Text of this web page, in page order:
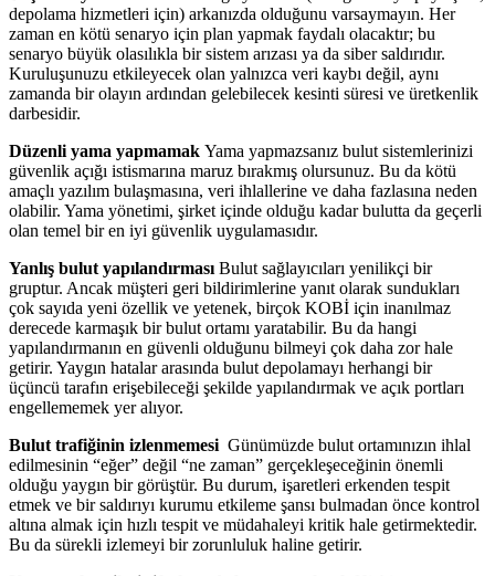
depolama hizmetleri için) arkanızda olduğunu varsaymayın. Her
zaman en kötü senaryo için plan yapmak faydalı olacaktır; bu
senaryo büyük olasılıkla bir sistem arızası ya da siber saldırıdır.
Kuruluşunuzu etkileyecek olan yalnızca veri kaybı değil, aynı
zamanda bir olayın ardından gelebilecek kesinti süresi ve üretkenlik
darbesidir.
Düzenli yama yapmamak Yama yapmazsanız bulut sistemlerinizi
güvenlik açığı istismarına maruz bırakmış olursunuz. Bu da kötü
amaçlı yazılım bulaşmasına, veri ihlallerine ve daha fazlasına neden
olabilir. Yama yönetimi, şirket içinde olduğu kadar bulutta da geçerli
olan temel bir en iyi güvenlik uygulamasıdır.
Yanlış bulut yapılandırması Bulut sağlayıcıları yenilikçi bir
gruptur. Ancak müşteri geri bildirimlerine yanıt olarak sundukları
çok sayıda yeni özellik ve yetenek, birçok KOBİ için inanılmaz
derecede karmaşık bir bulut ortamı yaratabilir. Bu da hangi
yapılandırmanın en güvenli olduğunu bilmeyi çok daha zor hale
getirir. Yaygın hatalar arasında bulut depolamayı herhangi bir
üçüncü tarafın erişebileceği şekilde yapılandırmak ve açık portları
engellememek yer alıyor.
Bulut trafiğinin izlenmemesi Günümüzde bulut ortamınızın ihlal
edilmesinin “eğer” değil “ne zaman” gerçekleşeceğinin önemli
olduğu yaygın bir görüştür. Bu durum, işaretleri erkenden tespit
etmek ve bir saldırıyı kurumu etkileme şansı bulmadan önce kontrol
altına almak için hızlı tespit ve müdahaleyi kritik hale getirmektedir.
Bu da sürekli izlemeyi bir zorunluluk haline getirir.